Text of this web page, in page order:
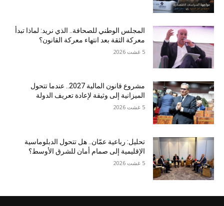
المجلس الوطني للصحافة.. الذي نريد: لماذا تبدأ
معركة الثقة بعد انتهاء معركة القانون؟
5 غشت 2026
مشروع قانون المالية 2027.. عندما تتحول
الميزانية إلى وثيقة لإعادة تعريف الدولة
5 غشت 2026
تحليل: رباعية عمّان.. هل تتحول الدبلوماسية
الإقليمية إلى صمام أمان للشرق الأوسط؟
5 غشت 2026